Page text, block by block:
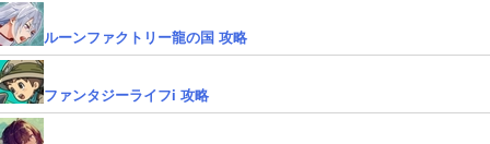
ルーンファクトリー龍の国 攻略
ファンタジーライフi 攻略